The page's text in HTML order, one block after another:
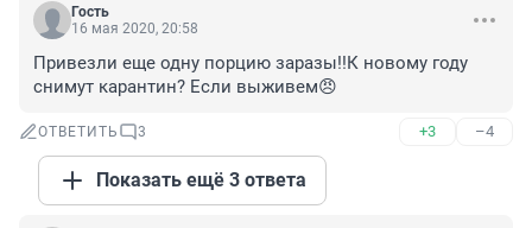
Гость
16 мая 2020, 20:58
Привезли еще одну порцию заразы!!К новому году
снимут карантин? Если выживем😠
ОТВЕТИТЬ 3 +3 –4
Показать ещё 3 ответа